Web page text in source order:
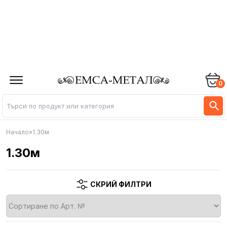
0
Начало»1.30м
1.30м
СКРИЙ ФИЛТРИ